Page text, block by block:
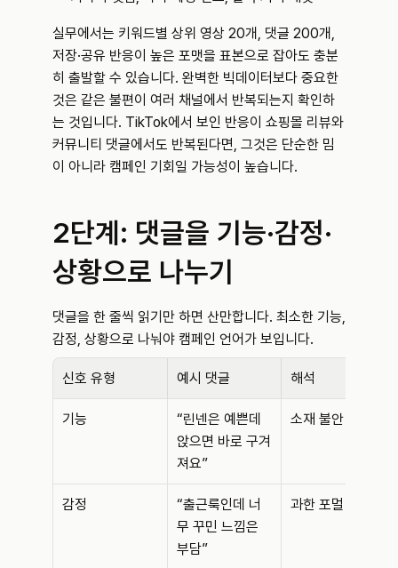
실무에서는 키워드별 상위 영상 20개, 댓글 200개,
저장·공유 반응이 높은 포맷을 표본으로 잡아도 충분
히 출발할 수 있습니다. 완벽한 빅데이터보다 중요한
것은 같은 불편이 여러 채널에서 반복되는지 확인하
는 것입니다. TikTok에서 보인 반응이 쇼핑몰 리뷰와
커뮤니티 댓글에서도 반복된다면, 그것은 단순한 밈
이 아니라 캠페인 기회일 가능성이 높습니다.
2단계: 댓글을 기능·감정·
상황으로 나누기
댓글을 한 줄씩 읽기만 하면 산만합니다. 최소한 기능,
감정, 상황으로 나눠야 캠페인 언어가 보입니다.
신호 유형 예시 댓글 해석
기능
“린넨은 예쁜데
앉으면 바로 구겨
져요”
소재 불안
감정
“출근룩인데 너
무 꾸민 느낌은
부담”
과한 포멀 회피